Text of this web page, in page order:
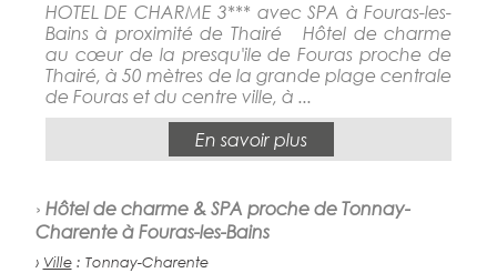
HOTEL DE CHARME 3*** avec SPA à Fouras-les-
Bains à proximité de Thairé Hôtel de charme
au cœur de la presqu'ile de Fouras proche de
Thairé, à 50 mètres de la grande plage centrale
de Fouras et du centre ville, à ...
En savoir plus
› Hôtel de charme & SPA proche de Tonnay-
Charente à Fouras-les-Bains
› Ville: Tonnay-Charente